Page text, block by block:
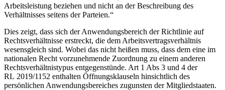
Arbeitsleistung beziehen und nicht an der Beschreibung des
Verhältnisses seitens der Parteien.“
Dies zeigt, dass sich der Anwendungsbereich der Richtlinie auf
Rechtsverhältnisse erstreckt, die dem Arbeitsvertragsverhältnis
wesensgleich sind. Wobei das nicht heißen muss, dass dem eine im
nationalen Recht vorzunehmende Zuordnung zu einem anderen
Rechtsverhältnistypus entgegenstünde. Art 1 Abs 3 und 4 der
RL 2019/1152 enthalten Öffnungsklauseln hinsichtlich des
persönlichen Anwendungsbereiches zugunsten der Mitgliedstaaten.